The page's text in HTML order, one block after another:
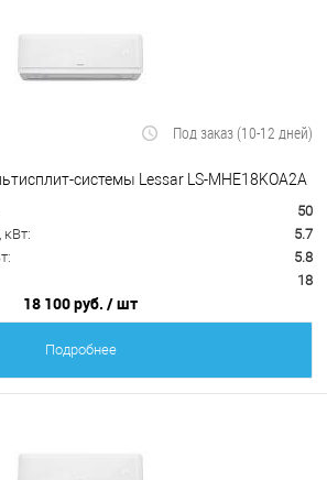
Под заказ (10-12 дней)
системы Lessar LS-MHE18KOA2A
50
5.7
5.8
18
18 100 руб. / шт
Подробнее